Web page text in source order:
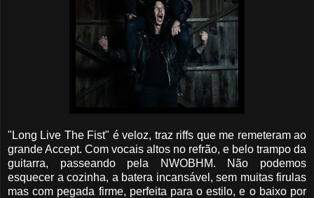
"Long Live The Fist" é veloz, traz riffs que me remeteram ao
grande Accept. Com vocais altos no refrão, e belo trampo da
guitarra, passeando pela NWOBHM. Não podemos
esquecer a cozinha, a batera incansável, sem muitas firulas
mas com pegada firme, perfeita para o estilo, e o baixo por